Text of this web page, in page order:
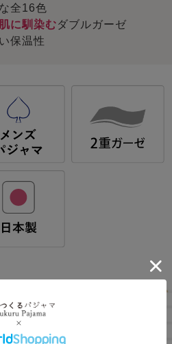
全16色
肌に馴染むダブルガーゼ
保温性